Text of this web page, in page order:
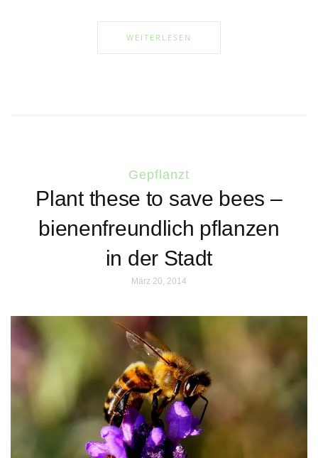
WEITERLESEN
Gepflanzt
Plant these to save bees –
bienenfreundlich pflanzen
in der Stadt
März 20, 2014